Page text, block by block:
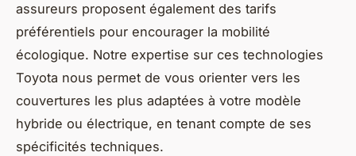
assureurs proposent également des tarifs
préférentiels pour encourager la mobilité
écologique. Notre expertise sur ces technologies
Toyota nous permet de vous orienter vers les
couvertures les plus adaptées à votre modèle
hybride ou électrique, en tenant compte de ses
spécificités techniques.